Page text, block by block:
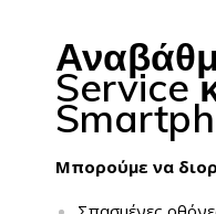
Service
Μπορούμε να